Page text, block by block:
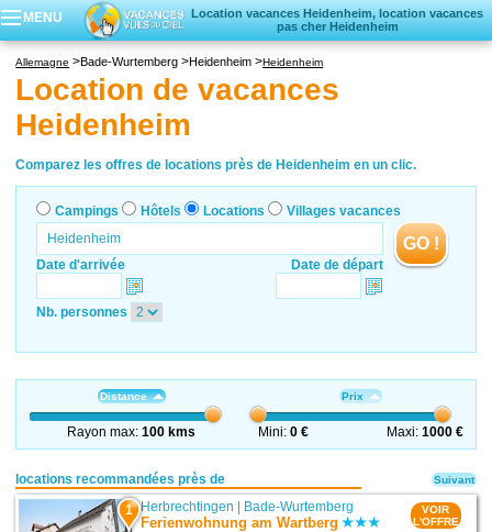
MENU
Location vacances Heidenheim, location vacances
pas cher Heidenheim
Locations vacances
Villages vacances
Allemagne Bade-Wurtemberg Heidenheim Heidenheim
Location de vacances
Heidenheim
Comparez les offres de locations près de Heidenheim en un clic.
Campings Hôtels Locations Villages vacances
Date d'arrivée Date de départ
GO !
Nb. personnes
Distance
Rayon max:100 kms
Prix
Mini:0 € Maxi: 1000 €
locations recommandées près de
1 Herbrechtingen | Bade-Wurtemberg
Ferienwohnung am Wartberg
VOIR
L'OFFRE
Suivant